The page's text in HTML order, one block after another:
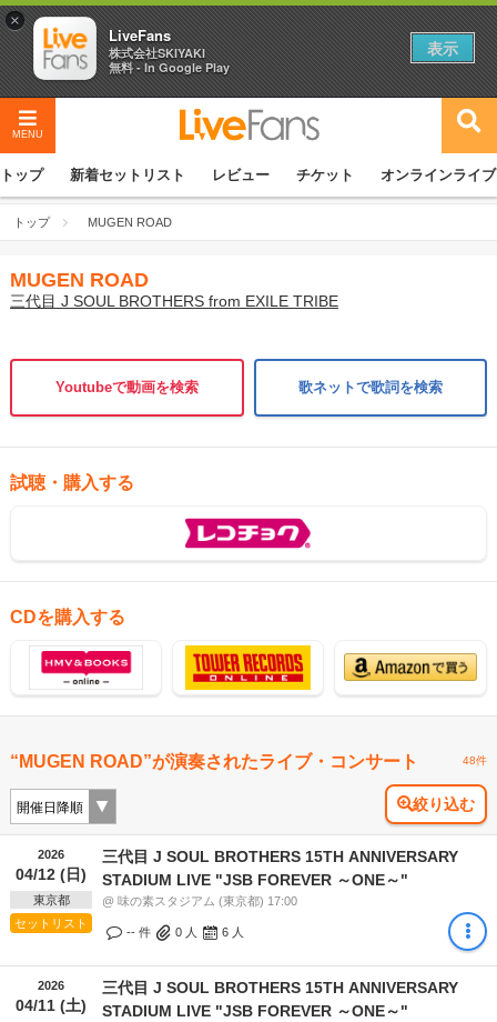
MENU
トップ 新着セットリスト レビュー チケット オンラインライブ
トップ MUGEN ROAD
MUGEN ROAD
三代目 J SOUL BROTHERS from EXILE TRIBE
Youtubeで動画を検索 歌ネットで歌詞を検索
試聴・購入する
CDを購入する
“MUGEN ROAD”が演奏されたライブ・コンサート 48件
絞り込む
2026
04/12 (日)
東京都
セットリスト
三代目 J SOUL BROTHERS 15TH ANNIVERSARY
STADIUM LIVE "JSB FOREVER ～ONE～"
@ 味の素スタジアム (東京都) 17:00
-- 件 0 人 6 人
2026
04/11 (土)
三代目 J SOUL BROTHERS 15TH ANNIVERSARY
STADIUM LIVE "JSB FOREVER ～ONE～"
×
LiveFans
株式会社SKIYAKI
無料 - In Google Play
表示